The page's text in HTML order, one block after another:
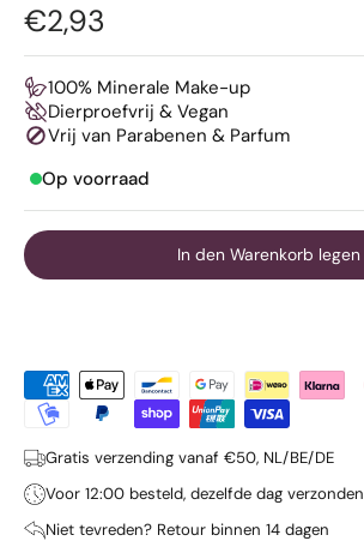
€2,93
100% Minerale Make-up
Dierproefvrij & Vegan
Vrij van Parabenen & Parfum
Op voorraad
In den Warenkorb legen
Gratis verzending vanaf €50, NL/BE/DE
Voor 12:00 besteld, dezelfde dag verzonden
Niet tevreden? Retour binnen 14 dagen